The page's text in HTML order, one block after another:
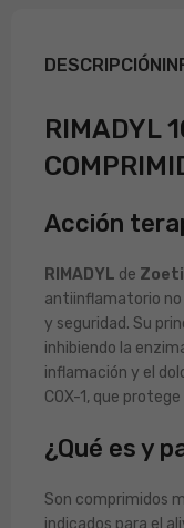
DESCRIPCIÓN
RIMADYL
Acción
RIMADYL de
antiinflamatorio no
y seguridad. Su
inhibiendo la
inflamación y el
COX-1, que
¿Qué es y
Son comprimidos
indicados para el